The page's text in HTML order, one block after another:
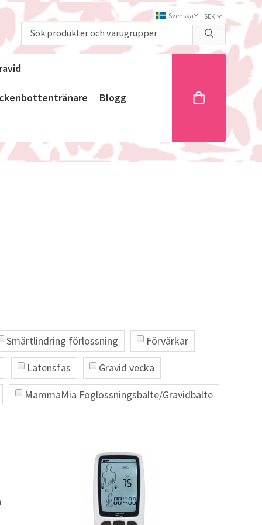
Blogg
Smärtlindring förlossning
Förvärkar
Latensfas
Gravid vecka
MammaMia Foglossningsbälte/Gravidbälte